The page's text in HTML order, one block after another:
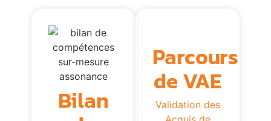
Bilan
Parcours
de VAE
Validation des